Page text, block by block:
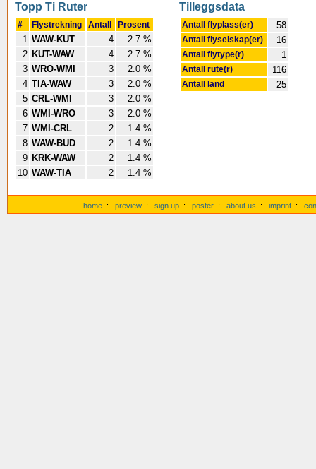
Topp Ti Ruter
# Flystrekning Antall Prosent
1 WAW-KUT 4
2.7 %
2 KUT-WAW 4
2.7 %
3 WRO-WMI 3
2.0 %
4 TIA-WAW 3
2.0 %
5 CRL-WMI 3
2.0 %
6 WMI-WRO 3
2.0 %
7 WMI-CRL 2
1.4 %
8 WAW-BUD 2
1.4 %
9 KRK-WAW 2
1.4 %
10 WAW-TIA 2 1.4 %
Tilleggsdata
Antall flyplass(er) 58
Antall flyselskap(er) 16
Antall flytype(r) 1
Antall rute(r) 116
Antall land 25
home : preview : sign up : poster : about us : imprint :